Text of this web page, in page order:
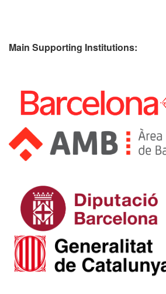
Main Supporting Institutions: